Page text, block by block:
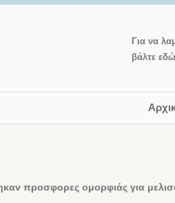
Για να
βάλτε
προσφορες ομορφιάς για